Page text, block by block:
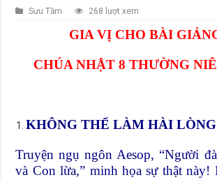
Sưu Tầm 268 lượt xem
GIA VỊ CHO BÀI
CHÚA NHẬT 8 THƯỜNG
KHÔNG THỂ LÀM HÀI
Truyện ngụ ngôn Aesop, “Người
và Con lừa,” minh họa sự thật này!